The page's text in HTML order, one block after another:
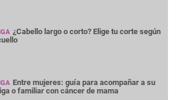
¿Cabello largo o corto? Elige tu corte según
Entre mujeres: guía para acompañar a su
o familiar con cáncer de mama